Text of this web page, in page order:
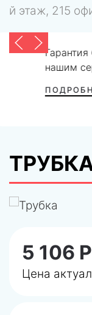
й этаж, 215
5 106
Цена